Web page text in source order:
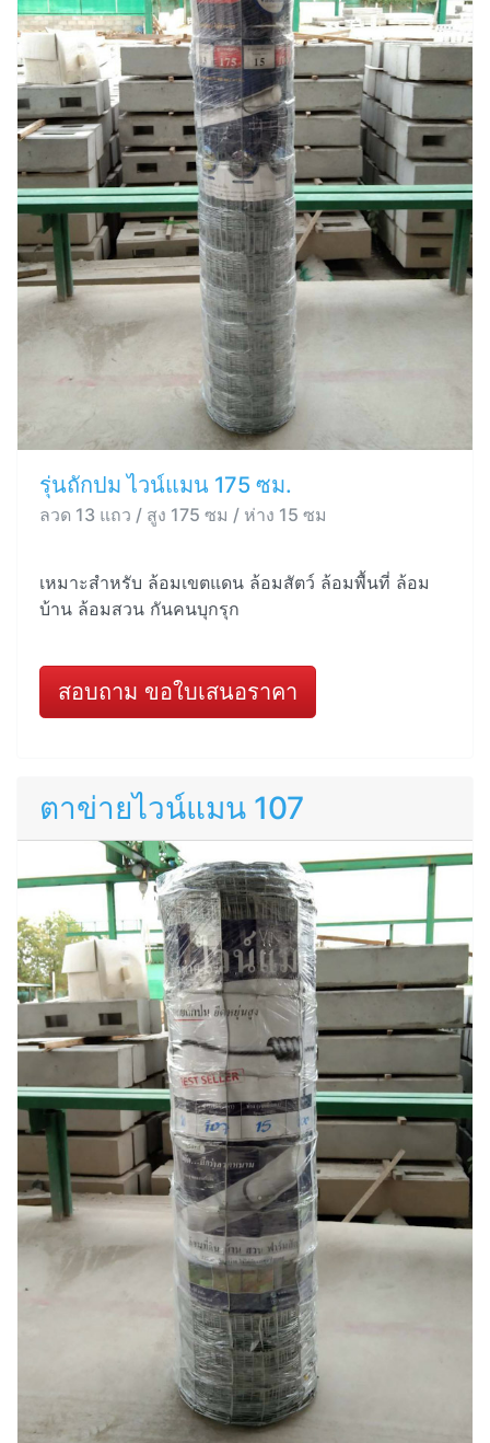
รุ่นถักปม ไวน์แมน 175 ซม.
ลวด 13 แถว / สูง 175 ซม / ห่าง 15 ซม
เหมาะสำหรับ ล้อมเขตแดน ล้อมสัตว์ ล้อมพื้นที่ ล้อม
บ้าน ล้อมสวน กันคนบุกรุก
สอบถาม ขอใบเสนอราคา
ตาข่ายไวน์แมน 107